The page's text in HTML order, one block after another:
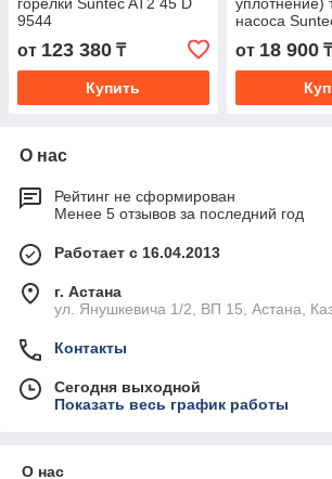
9544
от 123 380 ₸
Купить
насоса
от 18 900₸
О нас
Рейтинг не сформирован
Менее 5 отзывов за последний год
Работает с 16.04.2013
г. Астана
ул. Янушкевича 1/2, ВП 15, Астана,
Контакты
Сегодня выходной
Показать весь график работы
О нас